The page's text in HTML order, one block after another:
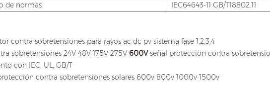
de normas
IEC64643-11 GB/T18802.11
contra sobretensiones para rayos ac dc pv sistema fase 1,2,3,4
sobretensiones 24V 48V 175V 275V 600Vseñal protección contra
con IEC, UL, GB/T
contra sobretensiones solares 600v 800v 1000v 1500v